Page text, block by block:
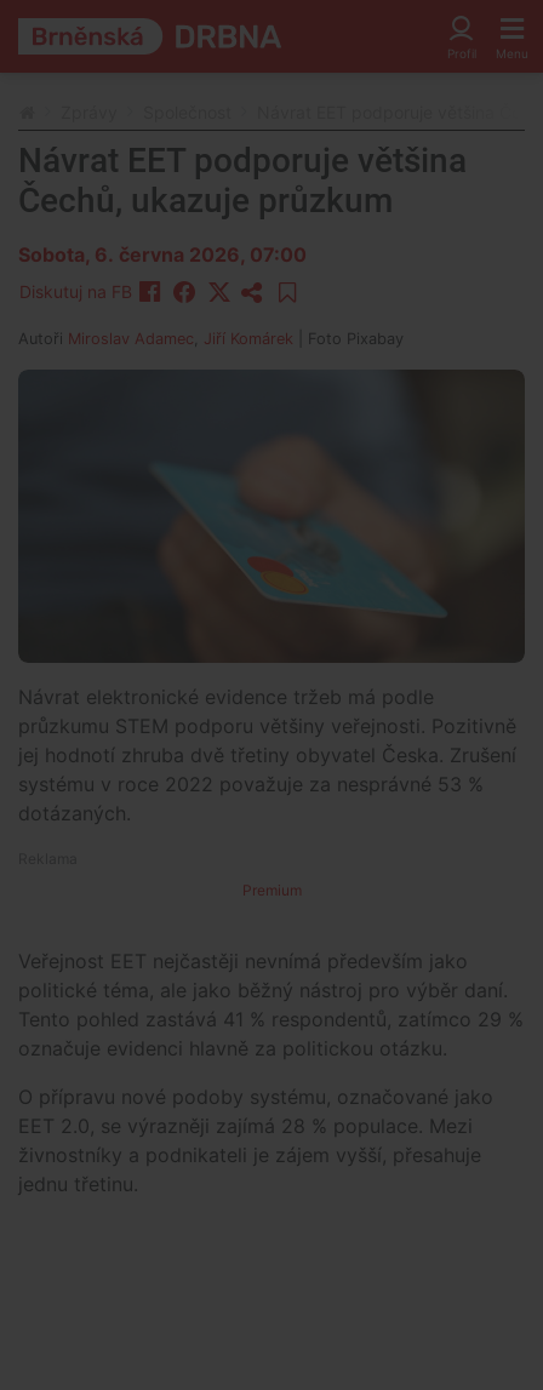
Návrat EET podporuje většina
Čechů, ukazuje průzkum
Sobota, 6. června 2026, 07:00
Diskutuj na FB
Autoři Miroslav Adamec Jiří Komárek | Foto Pixabay
Návrat elektronické evidence tržeb má podle
průzkumu STEM podporu většiny veřejnosti. Pozitivně
jej hodnotí zhruba dvě třetiny obyvatel Česka. Zrušení
systému v roce 2022 považuje za nesprávné 53 %
dotázaných.
Premium
Veřejnost EET nejčastěji nevnímá především jako
politické téma, ale jako běžný nástroj pro výběr daní.
Tento pohled zastává 41 % respondentů, zatímco 29 %
označuje evidenci hlavně za politickou otázku.
O přípravu nové podoby systému, označované jako
EET 2.0, se výrazněji zajímá 28 % populace. Mezi
živnostníky a podnikateli je zájem vyšší, přesahuje
jednu třetinu.